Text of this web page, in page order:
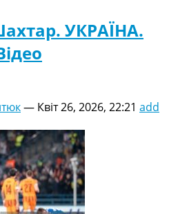
УКРАЇНА.
— Квіт 26, 2026, 22:21 add